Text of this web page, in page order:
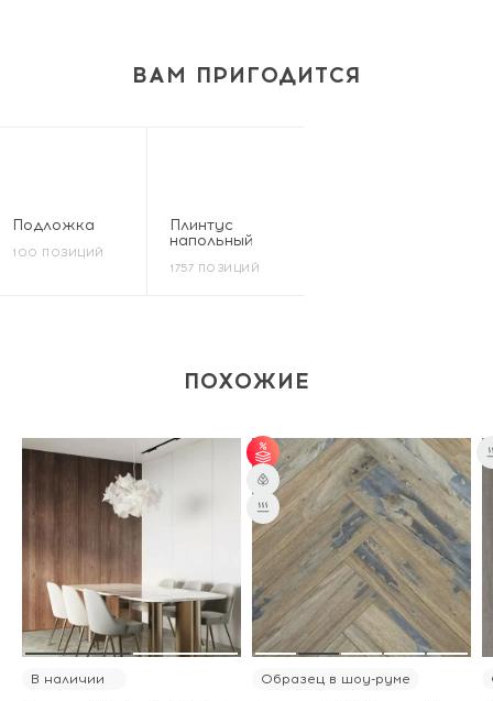
ВАМ ПРИГОДИТСЯ
Подложка
100 ПОЗИЦИЙ
Плинтус
напольный
1757 ПОЗИЦИЙ
ПОХОЖИЕ
В наличии
от 31 м² - скидка 3%;
от 51 м² - скидка 5%.
Образец в шоу-руме